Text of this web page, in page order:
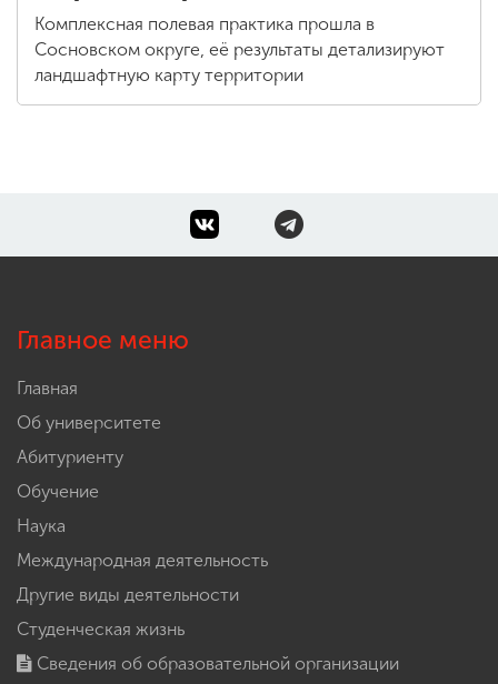
Комплексная полевая практика прошла в
Сосновском округе, её результаты детализируют
ландшафтную карту территории
Главное меню
Главная
Об университете
Абитуриенту
Обучение
Наука
Международная деятельность
Другие виды деятельности
Студенческая жизнь
Сведения об образовательной организации